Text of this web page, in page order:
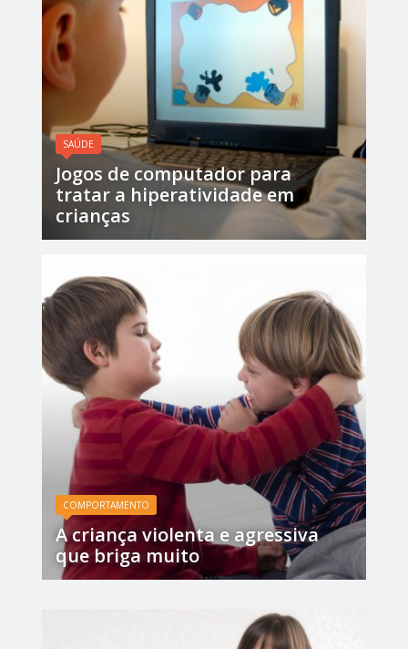
SAÚDE
Jogos de computador para
tratar a hiperatividade em
crianças
COMPORTAMENTO
A criança violenta e agressiva
que briga muito